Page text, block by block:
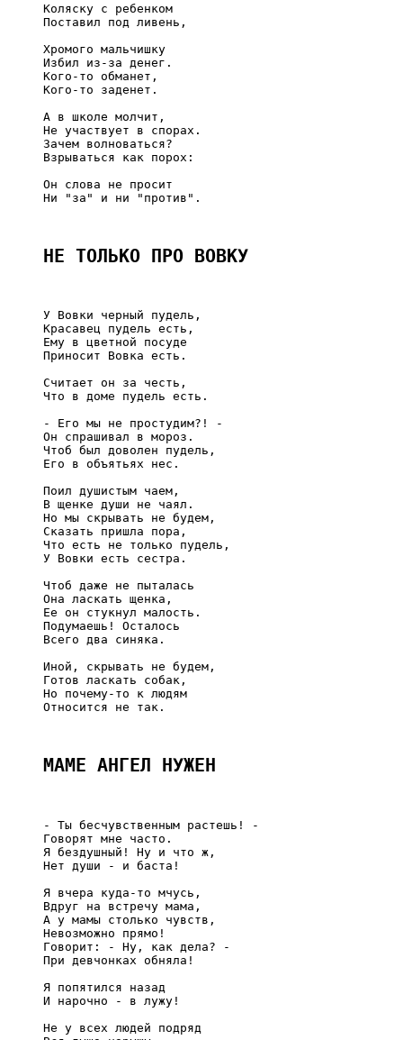
     Коляску с ребенком
     Поставил под ливень,
     Хромого мальчишку
     Избил из-за денег.
     Кого-то обманет,
     Кого-то заденет.
     А в школе молчит,
     Не участвует в спорах.
     Зачем волноваться?
     Взрываться как порох:
     Он слова не просит
     Ни "за" и ни "против".
НЕ ТОЛЬКО ПРО ВОВКУ
     У Вовки черный пудель,
     Красавец пудель есть,
     Ему в цветной посуде
     Приносит Вовка есть.
     Считает он за честь,
     Что в доме пудель есть.
     - Его мы не простудим?! -
     Он спрашивал в мороз.
     Чтоб был доволен пудель,
     Его в объятьях нес.
     Поил душистым чаем,
     В щенке души не чаял.
     Но мы скрывать не будем,
     Сказать пришла пора,
     Что есть не только пудель,
     У Вовки есть сестра.
     Чтоб даже не пыталась
     Она ласкать щенка,
     Ее он стукнул малость.
     Подумаешь! Осталось
     Всего два синяка.
     Иной, скрывать не будем,
     Готов ласкать собак,
     Но почему-то к людям
     Относится не так.
МАМЕ АНГЕЛ НУЖЕН
     - Ты бесчувственным растешь! -
     Говорят мне часто.
     Я бездушный! Ну и что ж,
     Нет души - и баста!
     Я вчера куда-то мчусь,
     Вдруг на встречу мама,
     А у мамы столько чувств,
     Невозможно прямо!
     Говорит: - Ну, как дела? -
     При девчонках обняла!
     Я попятился назад
     И нарочно - в лужу!
     Не у всех людей подряд